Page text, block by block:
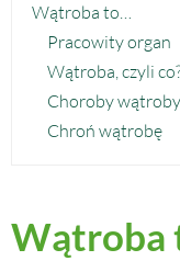
Wątroba to…
Pracowity organ
Wątroba, czyli
Choroby wątroby
Chroń wątrobę
Wątroba